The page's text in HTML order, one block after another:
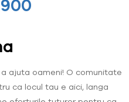
ajuta oameni! O comunitate
ca locul tau e aici, langa